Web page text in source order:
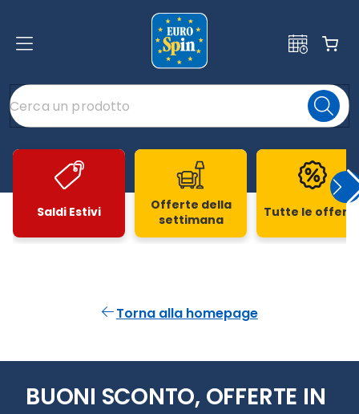
Saldi Estivi
Offerte della
settimana
Tutte le
Torna alla homepage
BUONI SCONTO, OFFERTE IN